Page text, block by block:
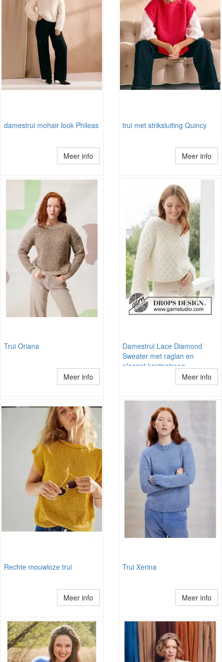
damestrui mohair look Phileas
Meer info
trui met striksluiting Quincy
Meer info
Trui Oriana
Meer info
Damestrui Lace Diamond
Sweater met raglan en
elegant kantpatroon
Meer info
Rechte mouwloze trui
Meer info
Trui Xerina
Meer info